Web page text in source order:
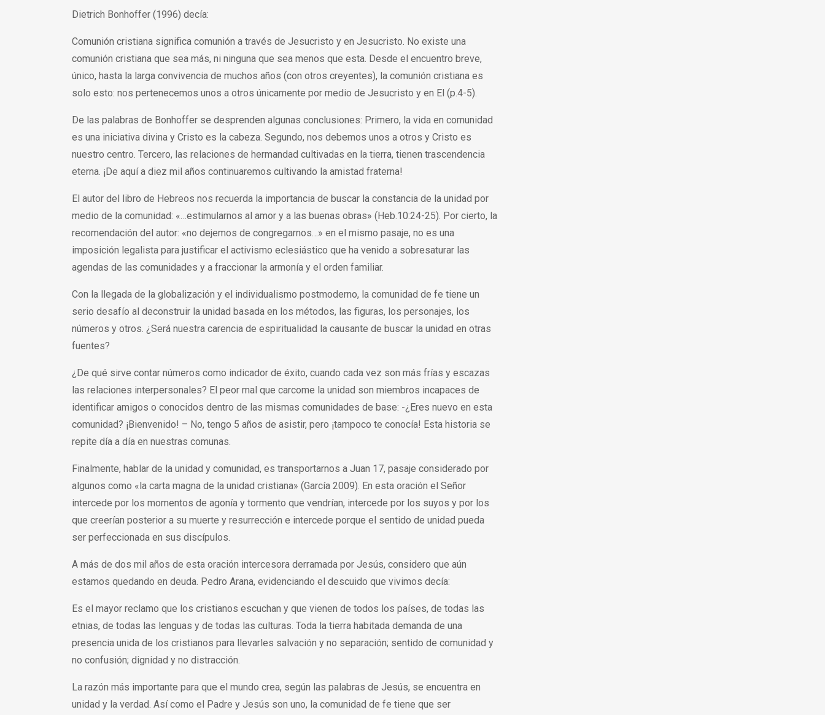
Dietrich Bonhoffer (1996) decía:
Comunión cristiana significa comunión a través de Jesucristo y en Jesucristo. No existe una
comunión cristiana que sea más, ni ninguna que sea menos que esta. Desde el encuentro breve,
único, hasta la larga convivencia de muchos años (con otros creyentes), la comunión cristiana es
solo esto: nos pertenecemos unos a otros únicamente por medio de Jesucristo y en El (p.4-5).
De las palabras de Bonhoffer se desprenden algunas conclusiones: Primero, la vida en comunidad
es una iniciativa divina y Cristo es la cabeza. Segundo, nos debemos unos a otros y Cristo es
nuestro centro. Tercero, las relaciones de hermandad cultivadas en la tierra, tienen trascendencia
eterna. ¡De aquí a diez mil años continuaremos cultivando la amistad fraterna!
El autor del libro de Hebreos nos recuerda la importancia de buscar la constancia de la unidad por
medio de la comunidad: «…estimularnos al amor y a las buenas obras» (Heb.10:24-25). Por cierto, la
recomendación del autor: «no dejemos de congregarnos…» en el mismo pasaje, no es una
imposición legalista para justificar el activismo eclesiástico que ha venido a sobresaturar las
agendas de las comunidades y a fraccionar la armonía y el orden familiar.
Con la llegada de la globalización y el individualismo postmoderno, la comunidad de fe tiene un
serio desafío al deconstruir la unidad basada en los métodos, las figuras, los personajes, los
números y otros. ¿Será nuestra carencia de espiritualidad la causante de buscar la unidad en otras
fuentes?
¿De qué sirve contar números como indicador de éxito, cuando cada vez son más frías y escazas
las relaciones interpersonales? El peor mal que carcome la unidad son miembros incapaces de
identificar amigos o conocidos dentro de las mismas comunidades de base: -¿Eres nuevo en esta
comunidad? ¡Bienvenido! – No, tengo 5 años de asistir, pero ¡tampoco te conocía! Esta historia se
repite día a día en nuestras comunas.
Finalmente, hablar de la unidad y comunidad, es transportarnos a Juan 17, pasaje considerado por
algunos como «la carta magna de la unidad cristiana» (García 2009). En esta oración el Señor
intercede por los momentos de agonía y tormento que vendrían, intercede por los suyos y por los
que creerían posterior a su muerte y resurrección e intercede porque el sentido de unidad pueda
ser perfeccionada en sus discípulos.
A más de dos mil años de esta oración intercesora derramada por Jesús, considero que aún
estamos quedando en deuda. Pedro Arana, evidenciando el descuido que vivimos decía:
Es el mayor reclamo que los cristianos escuchan y que vienen de todos los países, de todas las
etnias, de todas las lenguas y de todas las culturas. Toda la tierra habitada demanda de una
presencia unida de los cristianos para llevarles salvación y no separación; sentido de comunidad y
no confusión; dignidad y no distracción.
La razón más importante para que el mundo crea, según las palabras de Jesús, se encuentra en
unidad y la verdad. Así como el Padre y Jesús son uno, la comunidad de fe tiene que ser